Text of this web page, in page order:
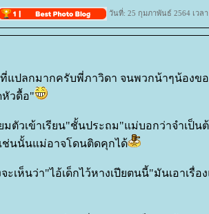
วันที่: 25 กุมภาพันธ์ 2564 เวล
ที่แปลกมากครับพี่ภาวิดา จนพวกน้าๆน้องข
หัวดื้อ"
มตัวเข้าเรียน"ชั้นประถม"แม่บอกว่าจำเป็น
ช่นนั้นแม่อาจโดนติดคุกได้
ะเห็นว่า"ไอ้เด็กไว้หางเปียตนนี้"มันเอาเรื่อ